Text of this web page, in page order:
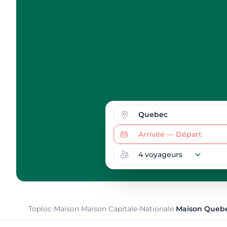
Toploc·Maison·Maison Capitale-Nationale·Maison